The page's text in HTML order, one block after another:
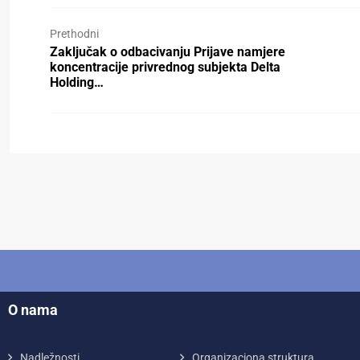
Prethodni
Zaključak o odbacivanju Prijave namjere
koncentracije privrednog subjekta Delta
Holding…
O nama